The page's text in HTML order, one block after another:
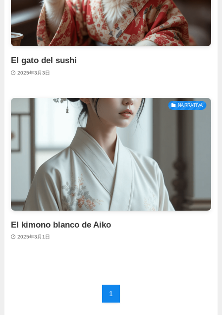
El gato del sushi
2025年3月3日
NARRATIVA
El kimono blanco de Aiko
2025年3月1日
1